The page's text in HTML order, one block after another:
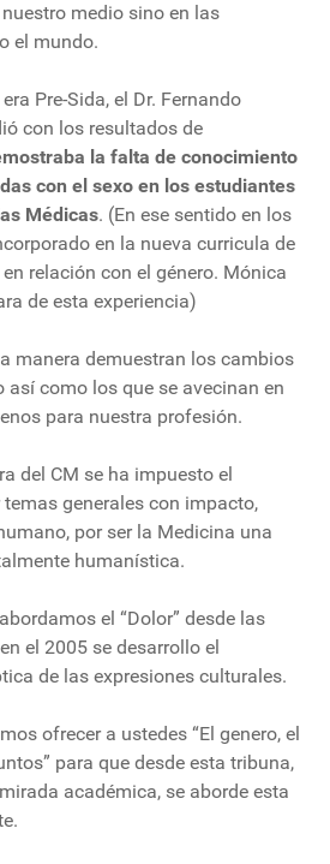
medio sino en las
el mundo.
Pre-Sida, el Dr. Fernando
con los resultados de
la falta de conocimiento
con el sexo en los estudiantes
Médicas. (En ese sentido en los
en la nueva curricula de
relación con el género. Mónica
de esta experiencia)
manera demuestran los cambios
así como los que se avecinan en
para nuestra profesión.
del CM se ha impuesto el
generales con impacto,
por ser la Medicina una
humanística.
el “Dolor” desde las
el 2005 se desarrollo el
de las expresiones culturales.
ofrecer a ustedes “El genero, el
para que desde esta tribuna,
académica, se aborde esta